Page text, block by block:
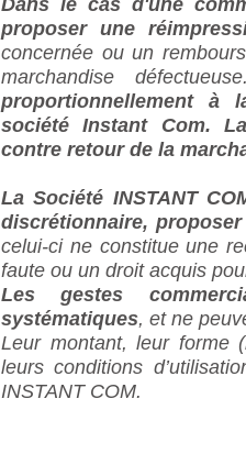
proposer une
concernée ou un
marchandise
proportionnellement à
société Instant Com.
contre retour de la
La Société INSTANT
discrétionnaire,
celui-ci ne constitue une
faute ou un droit acquis
Les gestes
systématiques, et ne
Leur montant, leur forme
leurs conditions
INSTANT COM.